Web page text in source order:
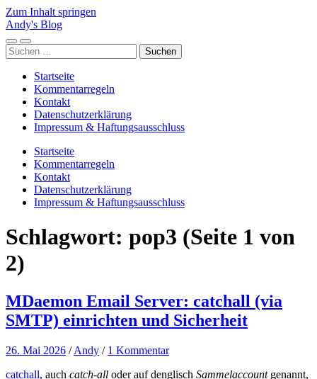
Zum Inhalt springen
Andy's Blog
Mobile-
Menü
Suchfeld
ein-/ausblenden
Suchen
nach:
Startseite
Kommentarregeln
Kontakt
Datenschutzerklärung
Impressum & Haftungsausschluss
Startseite
Kommentarregeln
Kontakt
Datenschutzerklärung
Impressum & Haftungsausschluss
Schlagwort: pop3 (Seite 1 von
2)
MDaemon Email Server: catchall (via
SMTP) einrichten und Sicherheit
26. Mai 2026 /Andy / 1 Kommentar
catchall, auch catch-all oder auf denglisch Sammelaccountgenannt,